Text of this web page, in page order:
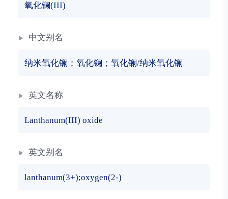
氧化镧(III)
中文别名
纳米氧化镧；氧化镧；氧化镧/纳米氧化镧
英文名称
Lanthanum(III) oxide
英文别名
lanthanum(3+);oxygen(2-)